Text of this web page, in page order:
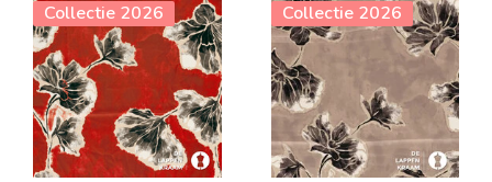
Collectie 2026 Collectie 2026